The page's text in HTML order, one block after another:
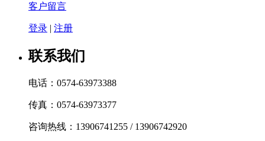
客户留言
登录 | 注册
联系我们
电话：0574-63973388
传真：0574-63973377
咨询热线：13906741255 / 13906742920